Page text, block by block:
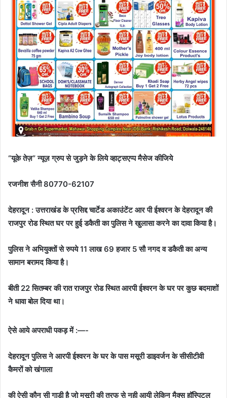
“यूके तेज़” न्यूज़ ग्रुप से जुड़ने के लिये व्हाट्सएप्प मैसेज कीजिये
रजनीश सैनी 80770-62107
देहरादून : उत्तराखंड के प्रसिद्द चार्टेड अकाउंटेंट आर पी ईश्वरन के देहरादून की
राजपुर रोड स्थित घर पर हुई डकैती का पुलिस ने खुलासा करने का दावा किया है।
पुलिस ने अभियुक्तों से रुपये 11 लाख 69 हजार 5 सौ नगद व डकैती का अन्य
सामान बरामद किया है।
बीती 22 सितम्बर की रात राजपुर रोड स्थित आरपी ईश्वरन के घर पर कुछ बदमाशों
ने धावा बोल दिया था।
ऐसे आये अपराधी पकड़ में :—-
देहरादून पुलिस ने आरपी ईश्वरन के घर के पास मसूरी डाइवर्जन के सीसीटीवी
कैमरों को खंगाला
की ऐसी कौन सी गाड़ी है जो मसूरी की तरफ से नही आयी लेकिन मैक्स हॉस्पिटल